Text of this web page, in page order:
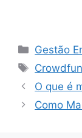
Gestão
Etiquetas
O que é
Como